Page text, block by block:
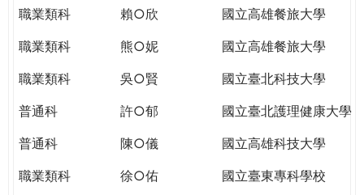
e
職業類科
賴○欣
國立高雄餐旅大學
職業類科
熊○妮
國立高雄餐旅大學
職業類科
吳○賢
國立臺北科技大學
普通科
許○郁
國立臺北護理健康大學
普通科
陳○儀
國立高雄科技大學
職業類科
徐○佑
國立臺東專科學校